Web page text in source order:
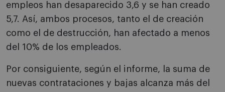
empleos han desaparecido 3,6 y se han creado
5,7. Así, ambos procesos, tanto el de creación
como el de destrucción, han afectado a menos
del 10% de los empleados.
Por consiguiente, según el informe, la suma de
nuevas contrataciones y bajas alcanza más del